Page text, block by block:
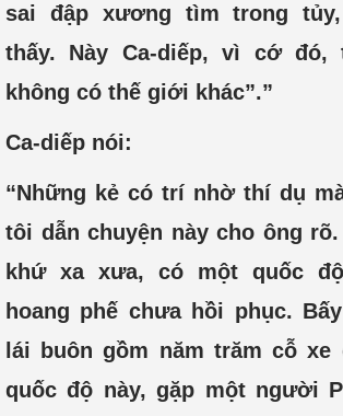
sai đập xương tìm trong
thấy. Này Ca-diếp, vì cớ đó,
không có thế giới khác”.”
Ca-diếp nói:
“Những kẻ có trí nhờ thí dụ
tôi dẫn chuyện này cho ông
khứ xa xưa, có một quốc
hoang phế chưa hồi phục.
lái buôn gồm năm trăm cỗ xe
quốc độ này, gặp một người